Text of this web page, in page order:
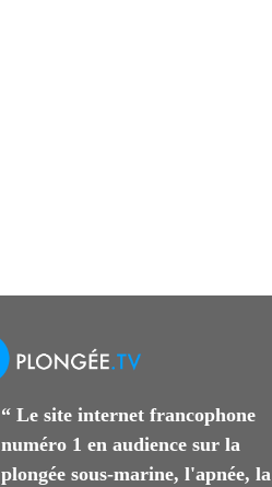
“ Le site internet francophone
numéro 1 en audience sur la
plongée sous-marine, l'apnée, la